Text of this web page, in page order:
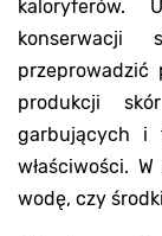
kaloryferów.
konserwacji
przeprowadzić
produkcji
garbujących i
właściwości.
wodę, czy